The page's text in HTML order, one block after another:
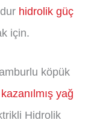
hidrolik güç
için.
köpük
yağ
Hidrolik